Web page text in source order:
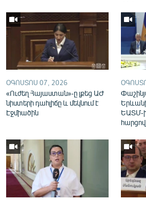
ՕԳՈՍՏՈՍ 07, 2026
«Ուժեղ Հայաստան»-ը լքեց ԱԺ
նիստերի դահլիճը և մեկնում է
Էջմիածին
ԵԱՏՄ-